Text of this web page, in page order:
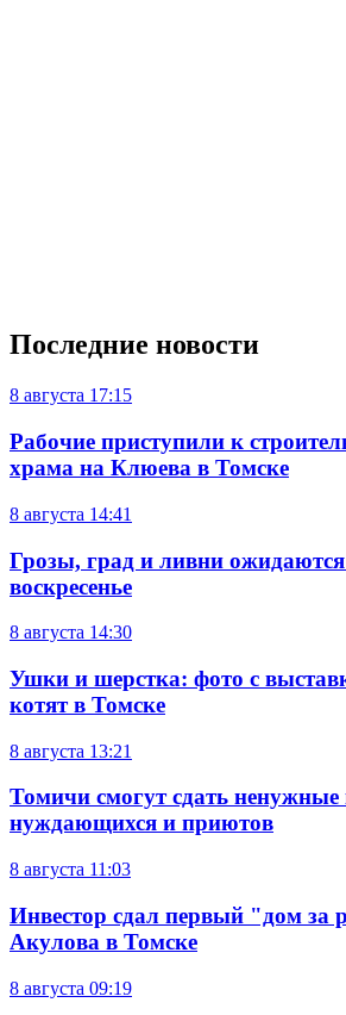
Последние новости
8 августа 17:15
Рабочие приступили к
храма на Клюева в Томске
8 августа 14:41
Грозы, град и ливни
воскресенье
8 августа 14:30
Ушки и шерстка: фото с
котят в Томске
8 августа 13:21
Томичи смогут сдать
нуждающихся и приютов
8 августа 11:03
Инвестор сдал первый "дом за
Акулова в Томске
8 августа 09:19